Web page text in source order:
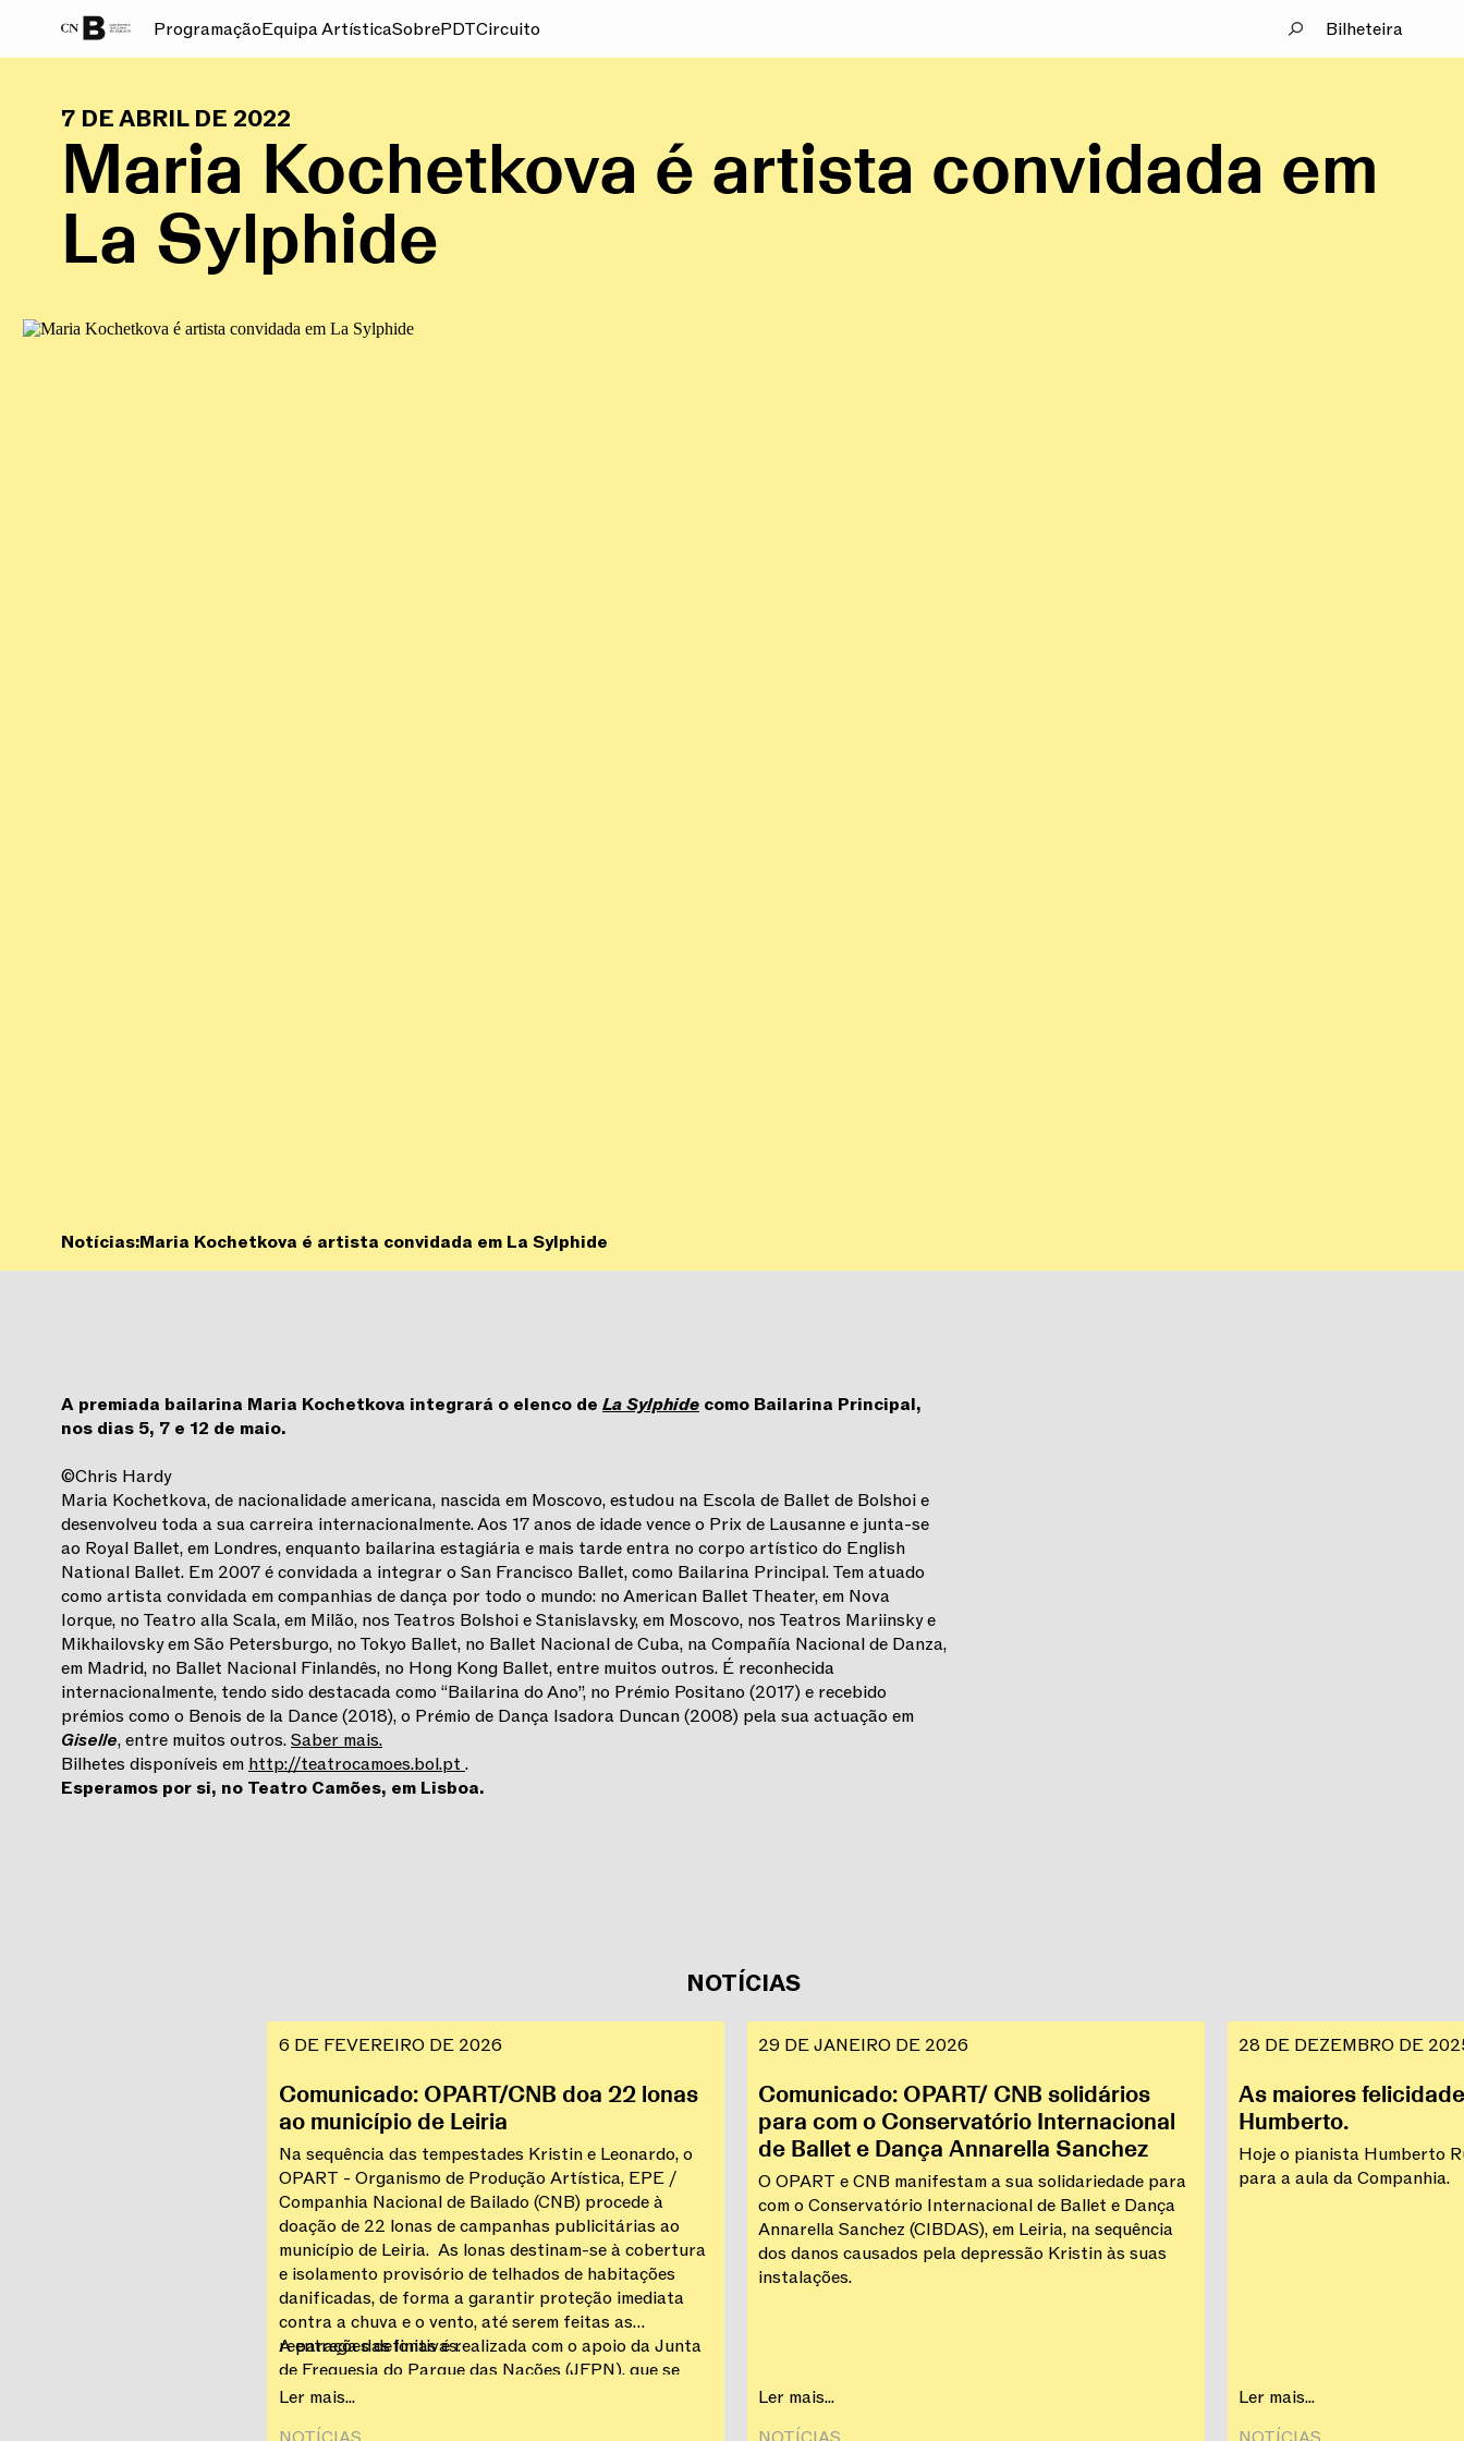
ProgramaçãoEquipa ArtísticaSobrePDTCircuito Bilheteira
7 DE ABRIL DE 2022
Maria Kochetkova é artista convidada em
La Sylphide
Notícias:Maria Kochetkova é artista convidada em La Sylphide
A premiada bailarina Maria Kochetkova integrará o elenco de La Sylphide como Bailarina Principal,
nos dias 5, 7 e 12 de maio.
©Chris Hardy
Maria Kochetkova, de nacionalidade americana, nascida em Moscovo, estudou na Escola de Ballet de Bolshoi e
desenvolveu toda a sua carreira internacionalmente. Aos 17 anos de idade vence o Prix de Lausanne e junta-se
ao Royal Ballet, em Londres, enquanto bailarina estagiária e mais tarde entra no corpo artístico do English
National Ballet. Em 2007 é convidada a integrar o San Francisco Ballet, como Bailarina Principal. Tem atuado
como artista convidada em companhias de dança por todo o mundo: no American Ballet Theater, em Nova
Iorque, no Teatro alla Scala, em Milão, nos Teatros Bolshoi e Stanislavsky, em Moscovo, nos Teatros Mariinsky e
Mikhailovsky em São Petersburgo, no Tokyo Ballet, no Ballet Nacional de Cuba, na Compañía Nacional de Danza,
em Madrid, no Ballet Nacional Finlandês, no Hong Kong Ballet, entre muitos outros. É reconhecida
internacionalmente, tendo sido destacada como “Bailarina do Ano”, no Prémio Positano (2017) e recebido
prémios como o Benois de la Dance (2018), o Prémio de Dança Isadora Duncan (2008) pela sua actuação em
Giselle, entre muitos outros.Saber mais.
Bilhetes disponíveis emhttp://teatrocamoes.bol.pt.
Esperamos por si, no Teatro Camões, em Lisboa.
NOTÍCIAS
6 DE FEVEREIRO DE 2026
Comunicado: OPART/CNB doa 22 lonas
ao município de Leiria
Na sequência das tempestades Kristin e Leonardo, o
OPART - Organismo de Produção Artística, EPE /
Companhia Nacional de Bailado (CNB) procede à
doação de 22 lonas de campanhas publicitárias ao
município de Leiria. As lonas destinam-se à cobertura
e isolamento provisório de telhados de habitações
danificadas, de forma a garantir proteção imediata
contra a chuva e o vento, até serem feitas as
reparações definitivas.
A entrega das lonas é realizada com o apoio da Junta
de Freguesia do Parque das Nações (JFPN), que se
desloca ao terreno para assegurar a sua distribuição
Ler mais...
29 DE JANEIRO DE 2026
Comunicado: OPART/ CNB solidários
para com o Conservatório Internacional
de Ballet e Dança Annarella Sanchez
O OPART e CNB manifestam a sua solidariedade para
com o Conservatório Internacional de Ballet e Dança
Annarella Sanchez (CIBDAS), em Leiria, na sequência
dos danos causados pela depressão Kristin às suas
instalações.
Ler mais...
28 DE DEZEMBRO DE
As maiores
Humberto.
Hoje o pianista Humberto
para a aula da Companhia.
Ler mais...